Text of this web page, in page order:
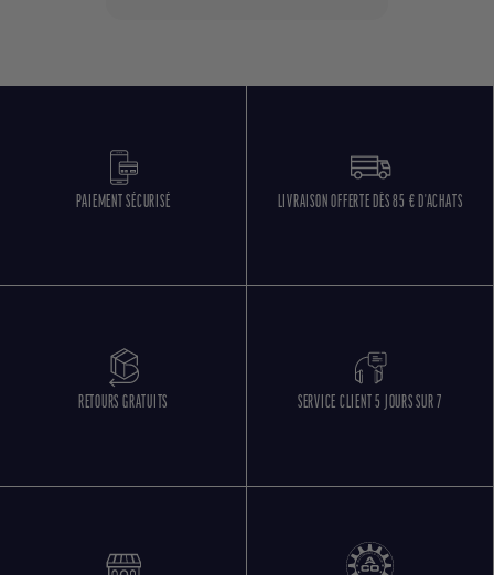
PAIEMENT SÉCURISÉ LIVRAISON OFFERTE DÈS 85 € D'ACHATS
RETOURS GRATUITS SERVICE CLIENT 5 JOURS SUR 7